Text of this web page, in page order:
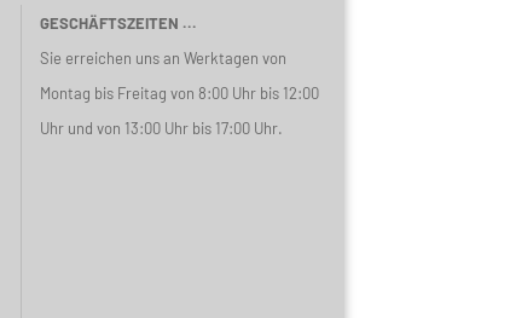
GESCHÄFTSZEITEN ...
Sie erreichen uns an Werktagen von
Montag bis Freitag von 8:00 Uhr bis 12:00
Uhr und von 13:00 Uhr bis 17:00 Uhr.